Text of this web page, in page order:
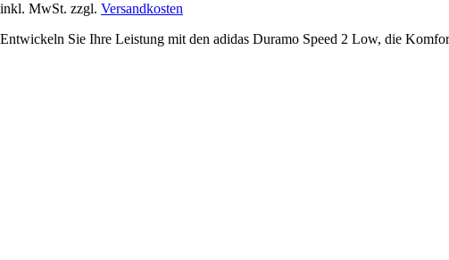
inkl. MwSt. zzgl. Versandkosten
Entwickeln Sie Ihre Leistung mit den adidas Duramo Speed 2 Low, die